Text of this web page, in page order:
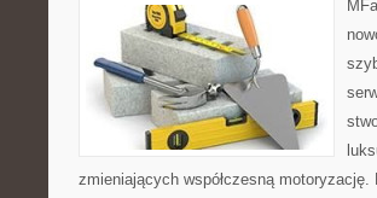
zmieniających współczesną